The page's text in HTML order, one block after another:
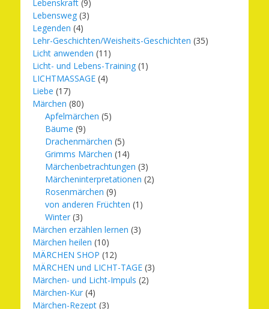
Lebenskraft (9)
Lebensweg (3)
Legenden (4)
Lehr-Geschichten/Weisheits-Geschichten (35)
Licht anwenden (11)
Licht- und Lebens-Training (1)
LICHTMASSAGE (4)
Liebe (17)
Märchen (80)
Apfelmärchen (5)
Bäume (9)
Drachenmärchen (5)
Grimms Märchen (14)
Märchenbetrachtungen (3)
Märcheninterpretationen (2)
Rosenmärchen (9)
von anderen Früchten (1)
Winter (3)
Märchen erzählen lernen (3)
Märchen heilen (10)
MÄRCHEN SHOP (12)
MÄRCHEN und LICHT-TAGE (3)
Märchen- und Licht-Impuls (2)
Märchen-Kur (4)
Märchen-Rezept (3)